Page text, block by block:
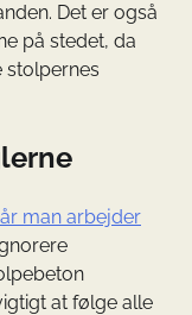
Det er også
på stedet, da
man arbejder
at følge alle